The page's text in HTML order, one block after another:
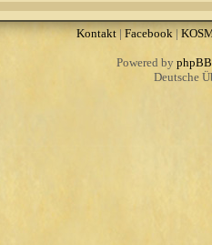
Kontakt| Facebook|
Powered by phpBB
Deutsche